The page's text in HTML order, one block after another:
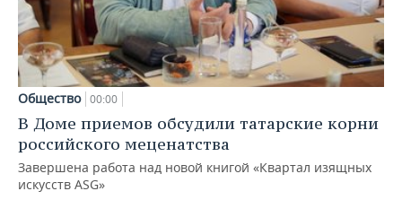
Общество 00:00
В Доме приемов обсудили татарские корни
российского меценатства
Завершена работа над новой книгой «Квартал изящных
искусств ASG»